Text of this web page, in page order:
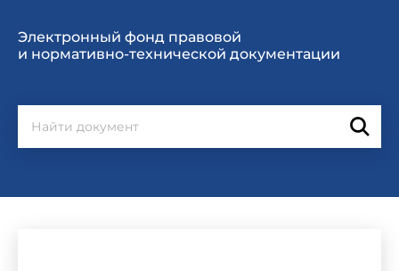
Электронный фонд правовой
и нормативно-технической документации